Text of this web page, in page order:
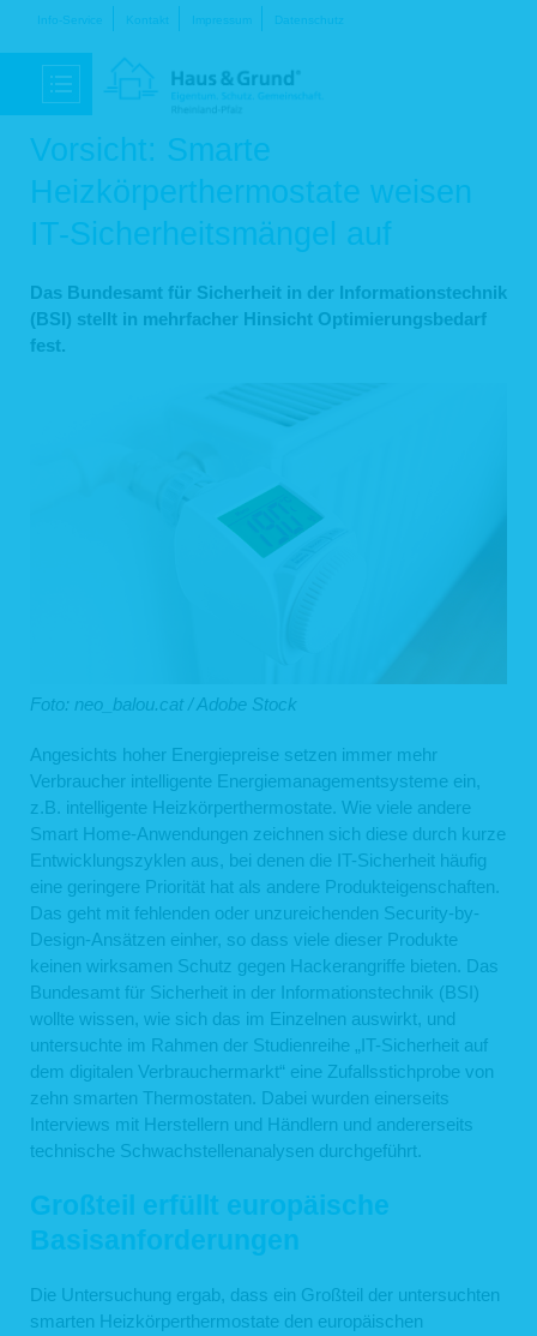
Navigation
Info-Service Kontakt Impressum Datenschutz
Vorsicht: Smarte
Heizkörperthermostate weisen
IT-Sicherheitsmängel auf
Das Bundesamt für Sicherheit in der Informationstechnik
(BSI) stellt in mehrfacher Hinsicht Optimierungsbedarf
fest.
Foto: neo_balou.cat / Adobe Stock
Angesichts hoher Energiepreise setzen immer mehr
Verbraucher intelligente Energiemanagementsysteme ein,
z.B. intelligente Heizkörperthermostate. Wie viele andere
Smart Home-Anwendungen zeichnen sich diese durch kurze
Entwicklungszyklen aus, bei denen die IT-Sicherheit häufig
eine geringere Priorität hat als andere Produkteigenschaften.
Das geht mit fehlenden oder unzureichenden Security-by-
Design-Ansätzen einher, so dass viele dieser Produkte
keinen wirksamen Schutz gegen Hackerangriffe bieten. Das
Bundesamt für Sicherheit in der Informationstechnik (BSI)
wollte wissen, wie sich das im Einzelnen auswirkt, und
untersuchte im Rahmen der Studienreihe „IT-Sicherheit auf
dem digitalen Verbrauchermarkt“ eine Zufallsstichprobe von
zehn smarten Thermostaten. Dabei wurden einerseits
Interviews mit Herstellern und Händlern und andererseits
technische Schwachstellenanalysen durchgeführt.
Großteil erfüllt europäische
Basisanforderungen
Die Untersuchung ergab, dass ein Großteil der untersuchten
smarten Heizkörperthermostate den europäischen